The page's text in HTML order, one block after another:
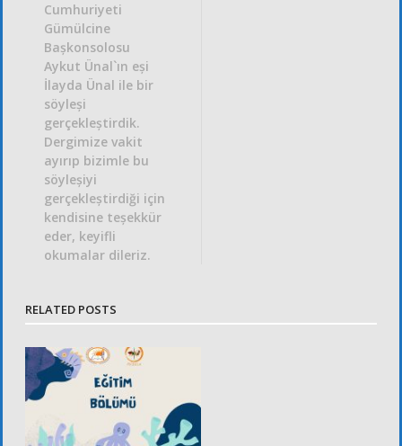
Cumhuriyeti
Gümülcine
Bașkonsolosu
Aykut Ünal`ın eși
İlayda Ünal ile bir
söyleși
gerçekleștirdik.
Dergimize vakit
ayırıp bizimle bu
söyleșiyi
gerçekleștirdiği için
kendisine teșekkür
eder, keyifli
okumalar dileriz.
RELATED POSTS